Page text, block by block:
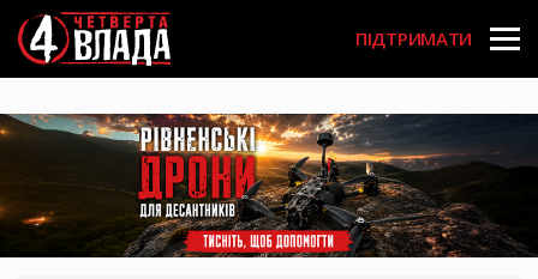
Перейти
до
основного
вмісту
User
account
menu
ПІДТРИМАТИ